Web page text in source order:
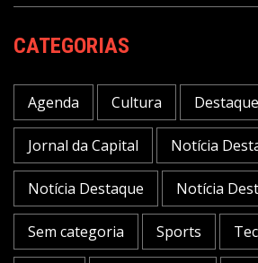
CATEGORIAS
Agenda Cultura Destaque
Jornal da Capital Notícia
Notícia Destaque Notícia
Sem categoria Sports